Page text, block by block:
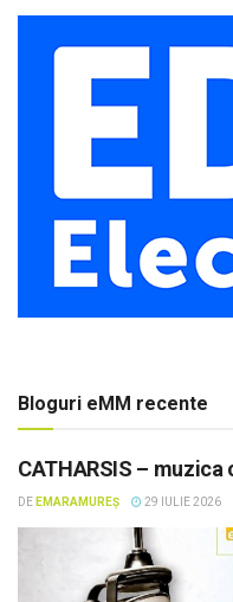
Bloguri eMM recente
CATHARSIS –
DE EMARAMUREȘ 29 IULIE 2026